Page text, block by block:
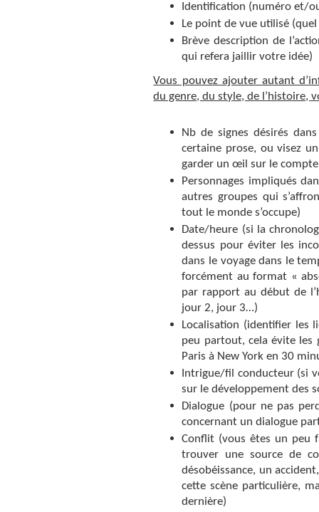
Identification (numéro et/
Le point de vue utilisé
Brève description de
qui refera jaillir votre idée)
Vous pouvez ajouter autant
du genre, du style, de l’histoire,
Nb de signes désirés
certaine prose, ou visez
garder un œil sur le
Personnages impliqués
autres groupes qui
tout le monde s’occupe)
Date/heure (si la
dessus pour éviter les
dans le voyage dans le
forcément au format «
par rapport au début de
jour 2, jour 3…)
Localisation (identifier les
peu partout, cela évite les
Paris à New York en 30
Intrigue/fil conducteur (si
sur le développement des
Dialogue (pour ne pas
concernant un dialogue
Conflit (vous êtes un peu
trouver une source de
désobéissance, un
cette scène particulière,
dernière)